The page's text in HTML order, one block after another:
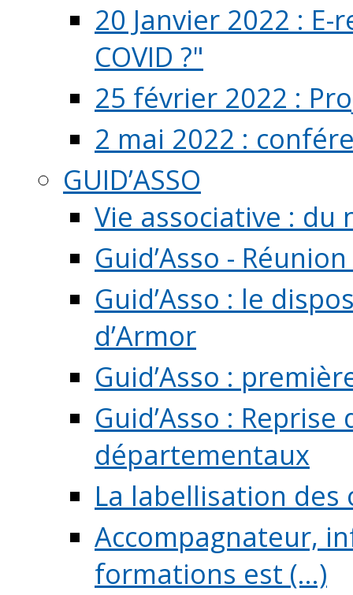
20 Janvier 2022 :
COVID ?"
25 février 2022 :
2 mai 2022 :
GUID’ASSO
Vie associative : du
Guid’Asso -
Guid’Asso : le
d’Armor
Guid’Asso :
Guid’Asso :
départementaux
La labellisation
Accompagnateur,
formations est (...)